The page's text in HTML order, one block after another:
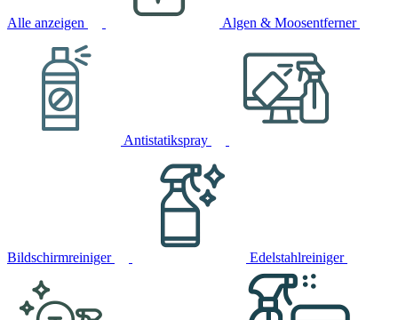
Alle anzeigen Algen & Moosentferner
Antistatikspray
Bildschirmreiniger Edelstahlreiniger